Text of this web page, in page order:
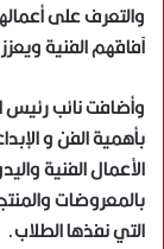
والتعرف على
آفاقهم الفنية
وأضافت نائب
بأهمية الفن و
الأعمال الفنية
بالمعروضات
التي نفذها الطلاب.